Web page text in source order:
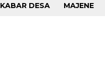
KABAR DESA MAJENE